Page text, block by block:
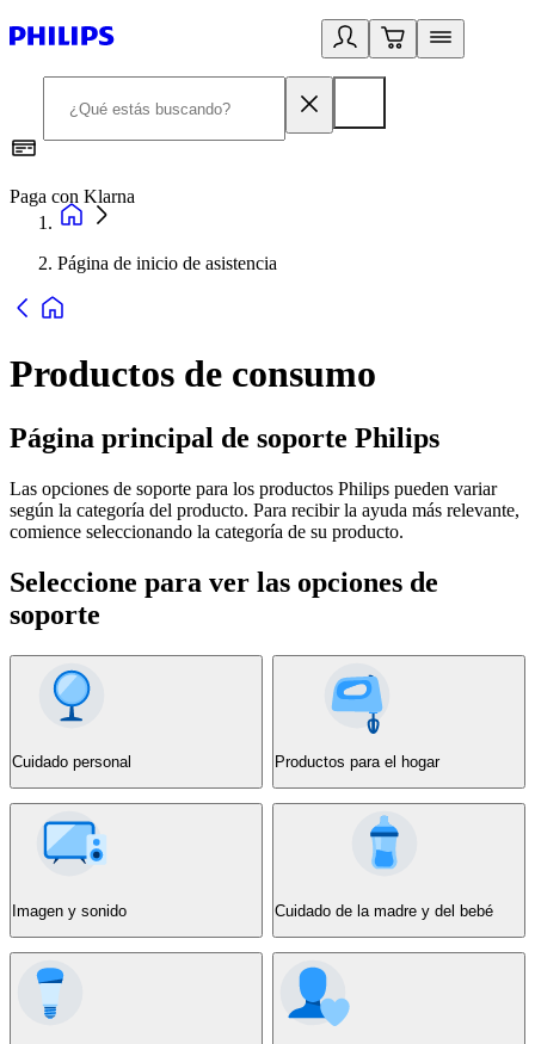
Paga con Klarna
Página de inicio de asistencia
Productos de consumo
Página principal de soporte Philips
Las opciones de soporte para los productos Philips pueden variar
según la categoría del producto. Para recibir la ayuda más relevante,
comience seleccionando la categoría de su producto.
Seleccione para ver las opciones de
soporte
Cuidado personal Productos para el hogar
Imagen y sonido Cuidado de la madre y del bebé